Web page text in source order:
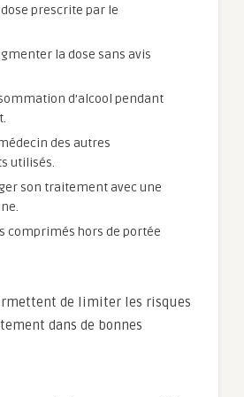
prescrite par le
la dose sans avis
d’alcool pendant
des autres
utilisés.
son traitement avec une
comprimés hors de portée
de limiter les risques
dans de bonnes